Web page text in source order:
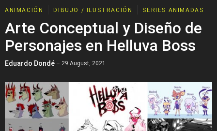
ANIMACIÓN DIBUJO / ILUSTRACIÓN SERIES ANIMADAS
Arte Conceptual y Diseño de
Personajes en Helluva Boss
Eduardo Dondé – 29 August, 2021